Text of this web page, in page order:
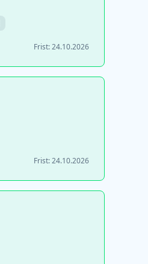
Frist:24.10.2026
Frist:24.10.2026